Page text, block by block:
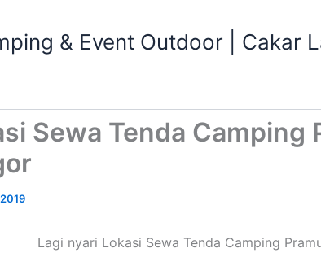
& Event Outdoor | Cakar
Sewa Tenda
Lagi nyari Lokasi Sewa Tenda Camping